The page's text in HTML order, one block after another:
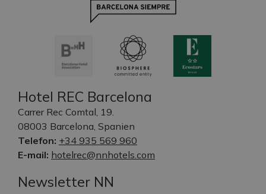
Hotel REC Barcelona
Carrer Rec Comtal, 19.
08003 Barcelona, Spanien
Telefon: +34 935 569 960
E-mail: hotelrec@nnhotels.com
Newsletter NN